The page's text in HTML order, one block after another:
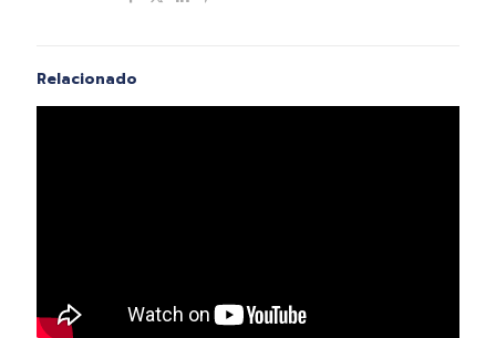
Relacionado